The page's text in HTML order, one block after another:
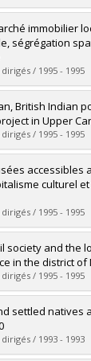
Claude
dans Papyrus
immobilier
ségrégation
/ 1995 - 1995
Daniel
dans Papyrus
British Indian
in Upper
/ 1995 - 1995
dans Papyrus
accessibles
culturel
/ 1995 - 1995
Hervé
dans Papyrus
society and the
in the district of
/ 1995 - 1995
Donald
dans Papyrus
settled natives
/ 1993 - 1993